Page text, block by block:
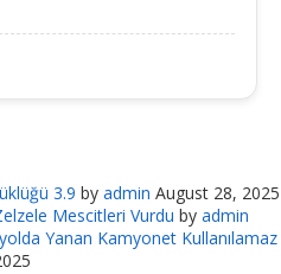
3.9 by admin August 28, 2025
Mescitleri Vurdu by admin
Yanan Kamyonet Kullanılamaz